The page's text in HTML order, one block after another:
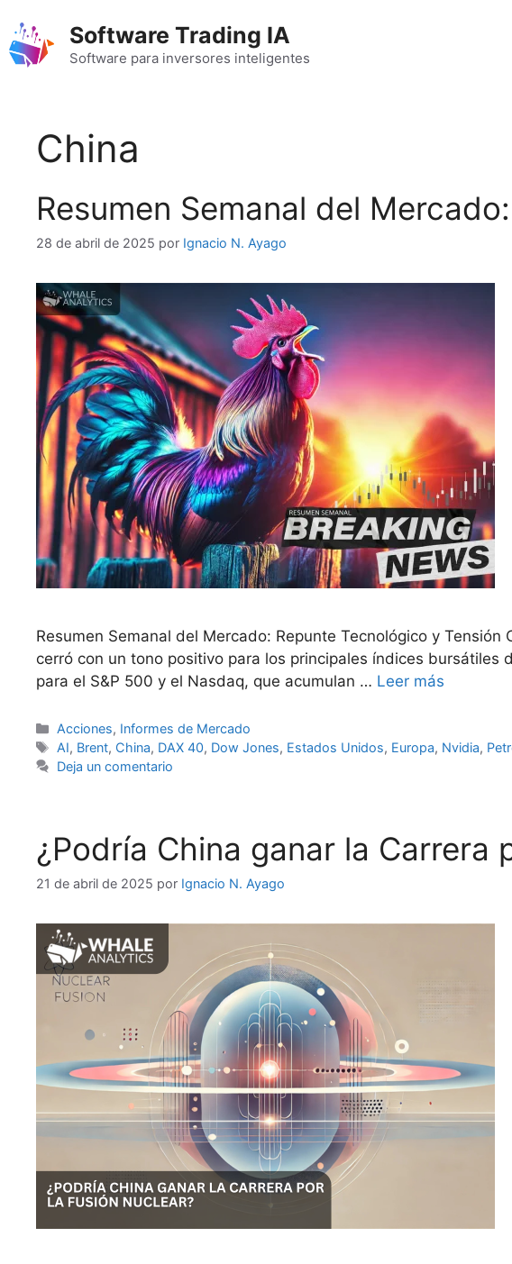
contenido
Software Trading IA
Software para inversores inteligentes
China
Resumen Semanal del
28 de abril de 2025 por Ignacio N. Ayago
Resumen Semanal del Mercado: Repunte Tecnológico y
cerró con un tono positivo para los principales índices
para el S&P 500 y el Nasdaq, que acumulan … Leer más
Categorías
Acciones, Informes de Mercado
Etiquetas
AI, Brent, China, DAX 40, Dow Jones, Estados Unidos, Europa, Nvidia,
Deja un comentario
¿Podría China ganar la Carrera
21 de abril de 2025 por Ignacio N. Ayago